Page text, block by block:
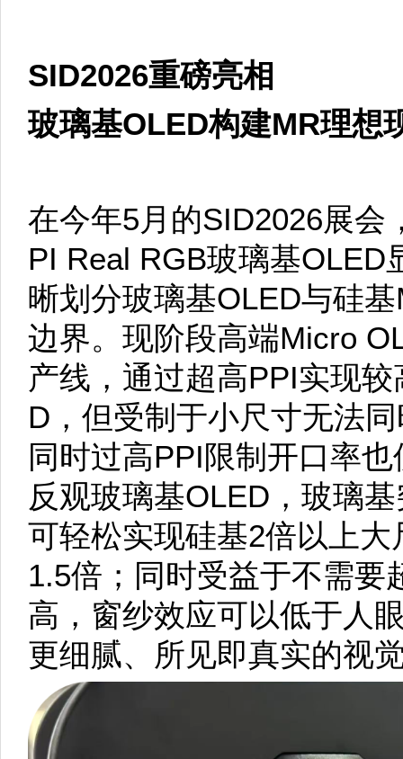
SID2026重磅亮相
玻璃基OLED构建MR理想
在今年5月的SID2026展会
PI Real RGB玻璃基OLED
晰划分玻璃基OLED与硅
边界。现阶段高端Micro
产线，通过超高PPI实现
D，但受制于小尺寸无法
同时过高PPI限制开口率
反观玻璃基OLED，玻璃
可轻松实现硅基2倍以上
1.5倍；同时受益于不需要
高，窗纱效应可以低于人
更细腻、所见即真实的视